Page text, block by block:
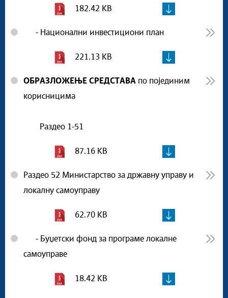
182.42 KB
- Национални инвестициони план
221.13 KB
ОБРАЗЛОЖЕЊЕ СРЕДСТАВА по појединим
корисницима
Раздео 1-51
87.16 KB
Раздео 52 Министарство за државну управу и
локалну самоуправу
62.70 KB
- Буџетски фонд за програме локалне
самоуправе
18.42 KB